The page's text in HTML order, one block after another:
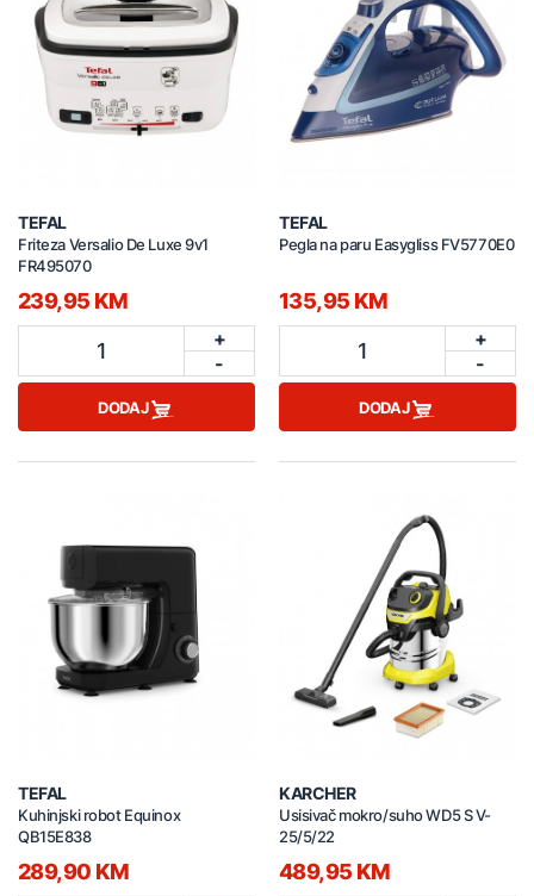
TEFAL
Friteza Versalio De Luxe 9v1
FR495070
239,95 KM
1
+
-
DODAJ
TEFAL
Pegla na paru Easygliss FV5770E0
135,95 KM
1
+
-
DODAJ
TEFAL
Kuhinjski robot Equinox
QB15E838
289,90 KM
KARCHER
Usisivač mokro/suho WD5 S V-
25/5/22
489,95 KM